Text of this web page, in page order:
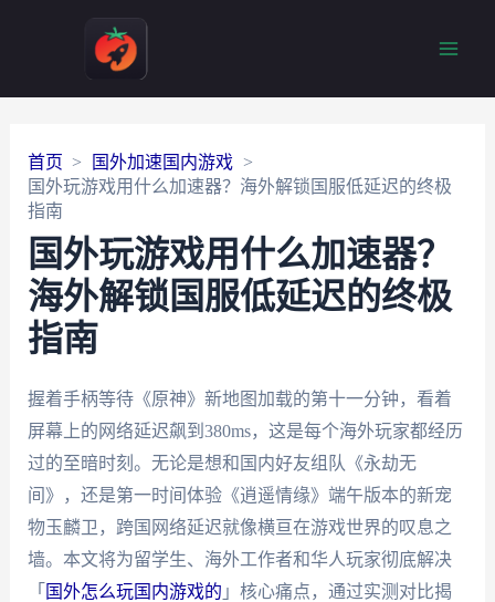
首页
国外加速国内游戏
国外玩游戏用什么加速器？海外解锁国服低延迟的终极
指南
国外玩游戏用什么加速器？
海外解锁国服低延迟的终极
指南
握着手柄等待《原神》新地图加载的第十一分钟，看着
屏幕上的网络延迟飙到380ms，这是每个海外玩家都经历
过的至暗时刻。无论是想和国内好友组队《永劫无
间》，还是第一时间体验《逍遥情缘》端午版本的新宠
物玉麟卫，跨国网络延迟就像横亘在游戏世界的叹息之
墙。本文将为留学生、海外工作者和华人玩家彻底解决
「 国外怎么玩国内游戏的 」核心痛点，通过实测对比揭